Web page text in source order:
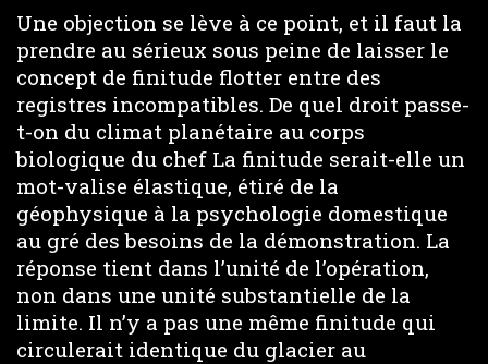
Une objection se lève à ce point, et il faut la
prendre au sérieux sous peine de laisser le
concept de finitude flotter entre des
registres incompatibles. De quel droit passe-
t-on du climat planétaire au corps
biologique du chef La finitude serait-elle un
mot-valise élastique, étiré de la
géophysique à la psychologie domestique
au gré des besoins de la démonstration. La
réponse tient dans l’unité de l’opération,
non dans une unité substantielle de la
limite. Il n’y a pas une même finitude qui
circulerait identique du glacier au